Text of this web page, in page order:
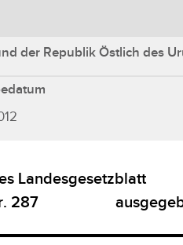
der Republik Östlich des